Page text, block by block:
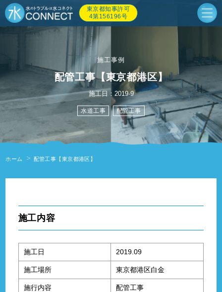
東京都知事許可
4第156196号
施工事例
配管工事【東京都港区】
施工日：2019-9
水道工事 配管工事
ホーム 配管工事【東京都港区】
施工内容
施工日 2019.09
施工場所 東京都港区白金
施行内容 配管工事